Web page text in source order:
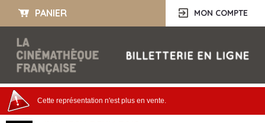
PANIER MON COMPTE
Cette représentation n'est plus en vente.